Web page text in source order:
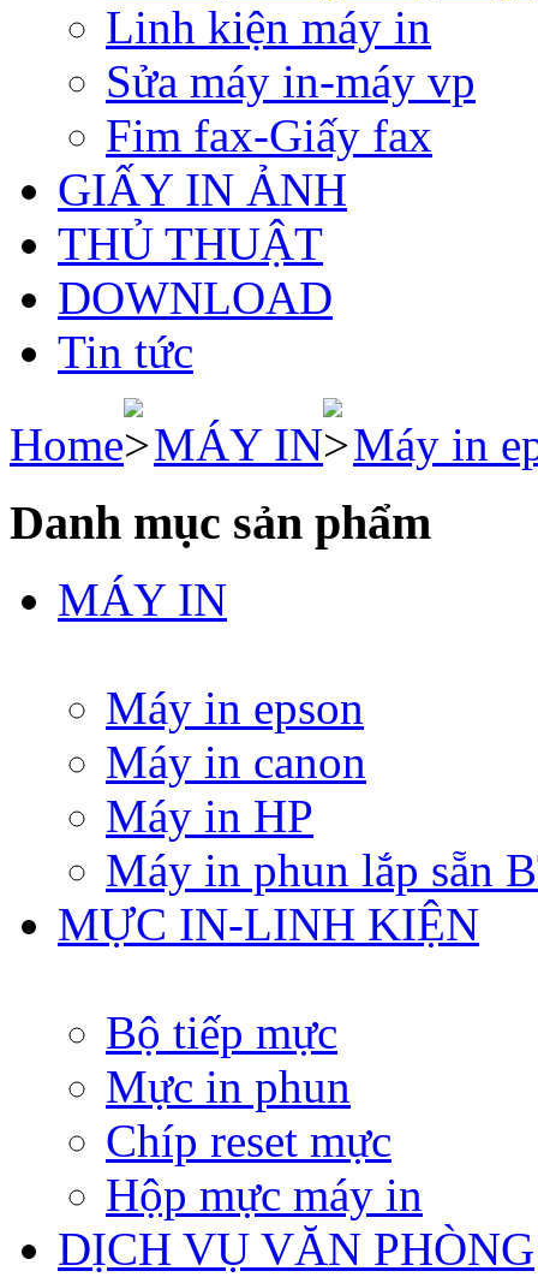
Linh kiện máy in
Sửa máy in-máy vp
Fim fax-Giấy fax
GIẤY IN ẢNH
THỦ THUẬT
DOWNLOAD
Tin tức
Home
MÁY IN Máy in
Danh mục sản phẩm
MÁY IN
Máy in epson
Máy in canon
Máy in HP
Máy in phun lắp sẵn
MỰC IN-LINH KIỆN
Bộ tiếp mực
Mực in phun
Chíp reset mực
Hộp mực máy in
DỊCH VỤ VĂN PHÒNG